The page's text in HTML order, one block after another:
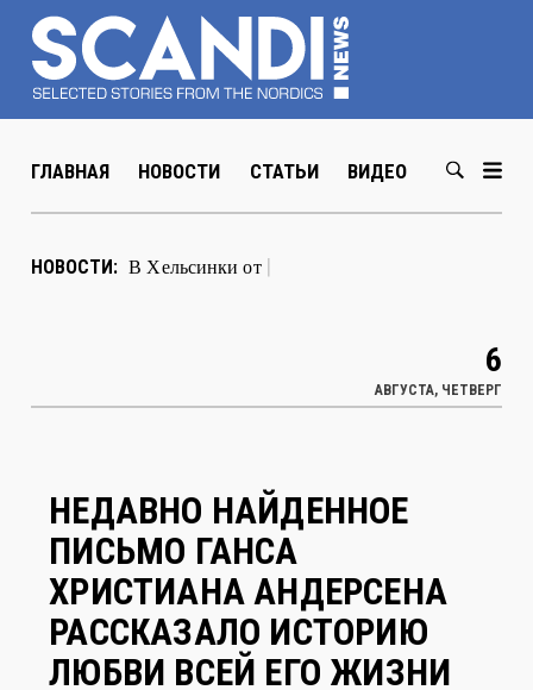
ГЛАВНАЯ НОВОСТИ СТАТЬИ ВИДЕО ABOUT US
НОВОСТИ: В Хельсинки открылась выставка
6
НЕДАВНО НАЙДЕННОЕ
ПИСЬМО ГАНСА
ХРИСТИАНА АНДЕРСЕНА
РАССКАЗАЛО ИСТОРИЮ